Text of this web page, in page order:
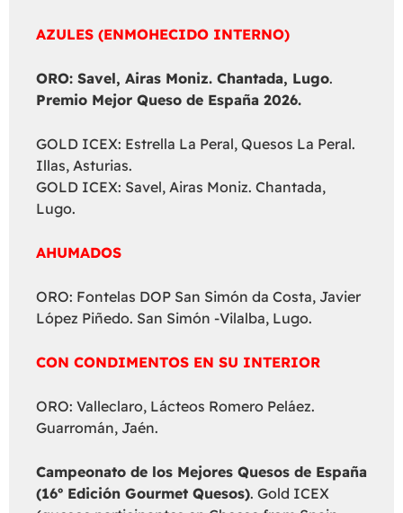
AZULES (ENMOHECIDO INTERNO)
ORO: Savel, Airas Moniz. Chantada, Lugo.
Premio Mejor Queso de España 2026.
GOLD ICEX: Estrella La Peral, Quesos La Peral.
Illas, Asturias.
GOLD ICEX: Savel, Airas Moniz. Chantada,
Lugo.
AHUMADOS
ORO: Fontelas DOP San Simón da Costa, Javier
López Piñedo. San Simón -Vilalba, Lugo.
CON CONDIMENTOS EN SU INTERIOR
ORO: Valleclaro, Lácteos Romero Peláez.
Guarromán, Jaén.
Campeonato de los Mejores Quesos de España
(16º Edición Gourmet Quesos). Gold ICEX